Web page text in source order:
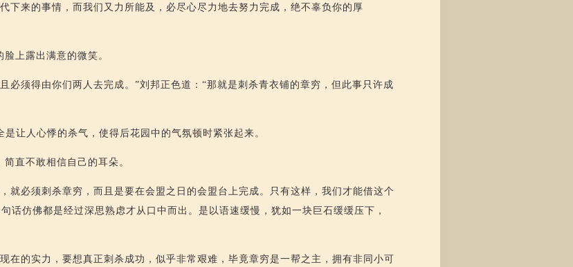
下来的事情，而我们又力所能及，必尽心尽力地去努力完成，绝不辜负你的厚
上露出满意的微笑。
必须得由你们两人去完成。”刘邦正色道：“那就是刺杀青衣铺的章穷，但此事只许成
让人心悸的杀气，使得后花园中的气氛顿时紧张起来。
直不敢相信自己的耳朵。
就必须刺杀章穷，而且是要在会盟之日的会盟台上完成。只有这样，我们才能借这个
话仿佛都是经过深思熟虑才从口中而出。是以语速缓慢，犹如一块巨石缓缓压下，
在的实力，要想真正刺杀成功，似乎非常艰难，毕竟章穷是一帮之主，拥有非同小可